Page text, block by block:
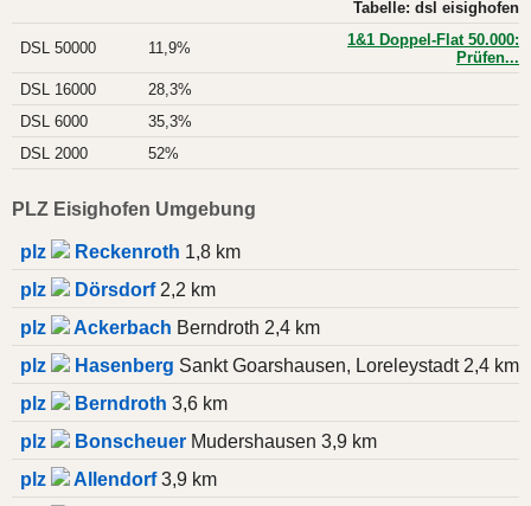
Tabelle: dsl eisighofen
DSL 50000 11,9%
1&1 Doppel-Flat 50.000:
Prüfen...
DSL 16000
28,3%
DSL 6000
35,3%
DSL 2000
52%
PLZ Eisighofen Umgebung
plz Reckenroth 1,8 km
plz
Dörsdorf2,2 km
plz
Ackerbach Berndroth 2,4 km
plz
Hasenberg Sankt Goarshausen, Loreleystadt 2,4 km
plz
Berndroth 3,6 km
plz
Bonscheuer Mudershausen 3,9 km
plz
Allendorf3,9 km